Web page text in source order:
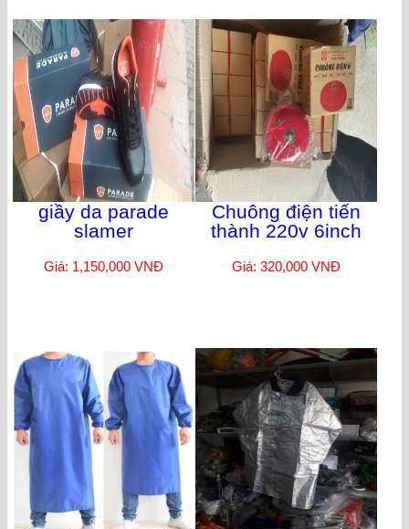
giầy da parade
slamer
Giá: 1,150,000 VNĐ
Chuông điện tiến
thành 220v 6inch
Giá: 320,000 VNĐ